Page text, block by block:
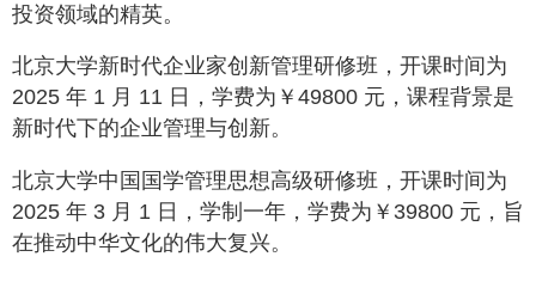
投资领域的精英。
北京大学新时代企业家创新管理研修班，开课时间为
2025 年 1 月 11 日，学费为￥49800 元，课程背景是
新时代下的企业管理与创新。
北京大学中国国学管理思想高级研修班，开课时间为
2025 年 3 月 1 日，学制一年，学费为￥39800 元，旨
在推动中华文化的伟大复兴。